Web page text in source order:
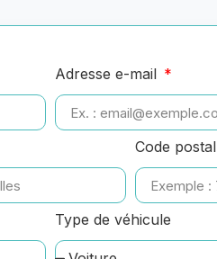
Adresse e-mail
Code postal
Type de véhicule